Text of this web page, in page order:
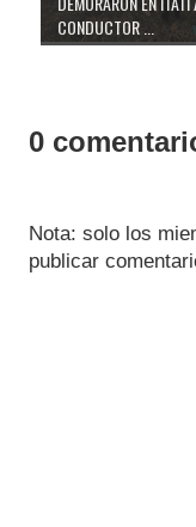
CONDUCTOR ...
0
Nota: solo los
publicar